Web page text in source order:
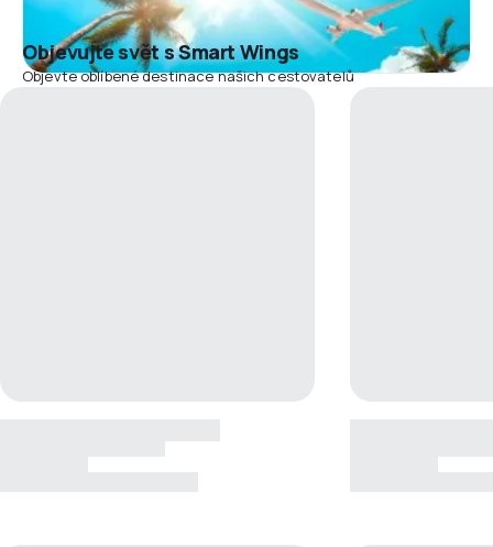
Objevujte svět s Smart Wings
Objevte oblíbené destinace našich cestovatelů